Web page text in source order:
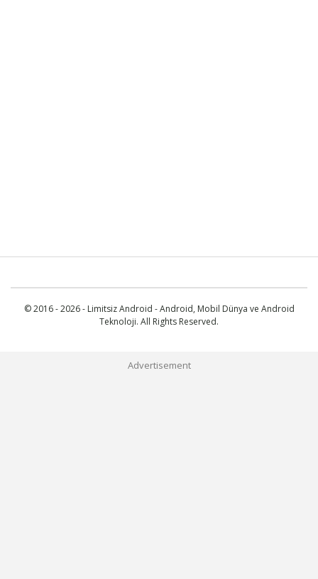
© 2016 - 2026 - Limitsiz Android - Android, Mobil Dünya ve Android
Teknoloji. All Rights Reserved.
Advertisement